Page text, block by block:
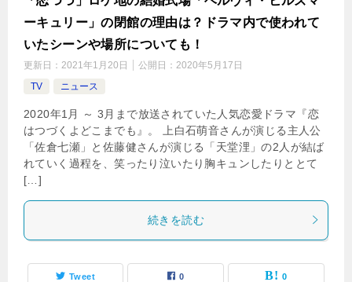
ーキュリー」の閉館の理由は？ドラマ内で使われて
いたシーンや場所についても！
更新日： 2021年1月20日 公開日： 2020年5月17日
TV
ニュース
2020年1月 ～ 3月まで放送されていた人気恋愛ドラマ『恋
はつづくよどこまでも』。 上白石萌音さんが演じる主人公
「佐倉七瀬」と佐藤健さんが演じる「天堂浬」の2人が結ば
れていく過程を、笑ったり泣いたり胸キュンしたりととて
[…]
続きを読む
Tweet 0 0